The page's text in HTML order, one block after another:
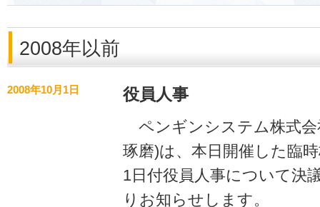
2008年以前
2008年10月1日 役員人事
ペンギンシステム株式会
琢磨)は、本日開催した臨
1日付役員人事について決
りお知らせします。